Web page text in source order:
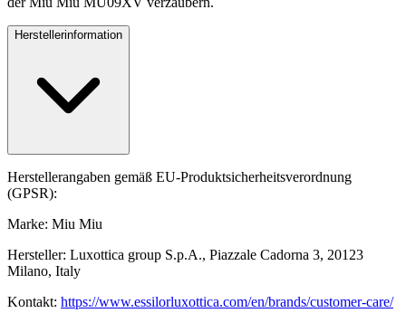
Herstellerinformation
Herstellerangaben gemäß EU-Produktsicherheitsverordnung
(GPSR):
Marke: Miu Miu
Hersteller: Luxottica group S.p.A., Piazzale Cadorna 3, 20123
Milano, Italy
Kontakt: https://www.essilorluxottica.com/en/brands/customer-care/